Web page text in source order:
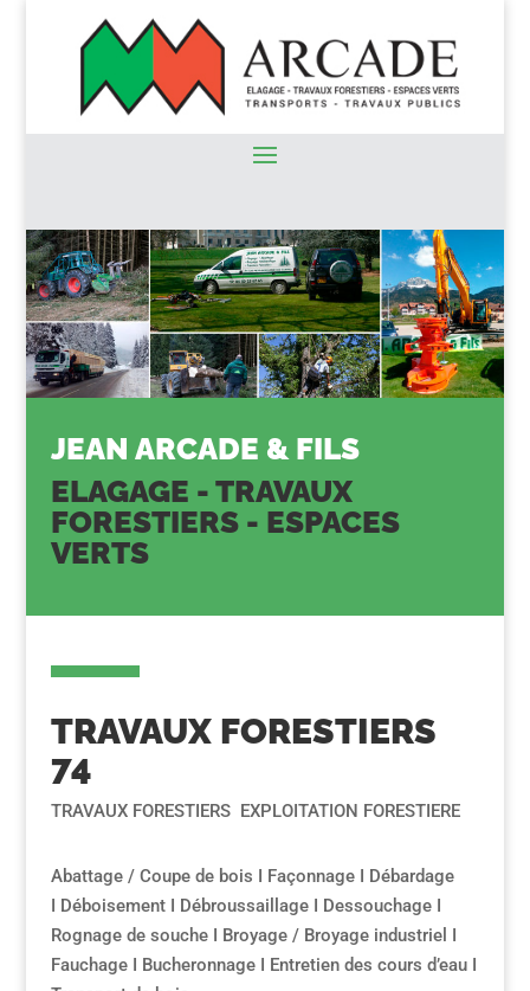
JEAN ARCADE & FILS
ELAGAGE - TRAVAUX
FORESTIERS - ESPACES
VERTS
TRAVAUX FORESTIERS
74
TRAVAUX FORESTIERS EXPLOITATION FORESTIERE
Abattage / Coupe de bois I Façonnage I Débardage
I Déboisement I Débroussaillage I Dessouchage I
Rognage de souche I Broyage / Broyage industriel I
Fauchage I Bucheronnage I Entretien des cours d’eau I